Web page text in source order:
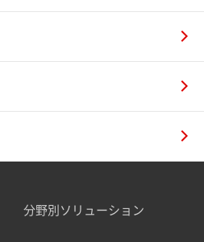
分野別ソリューション